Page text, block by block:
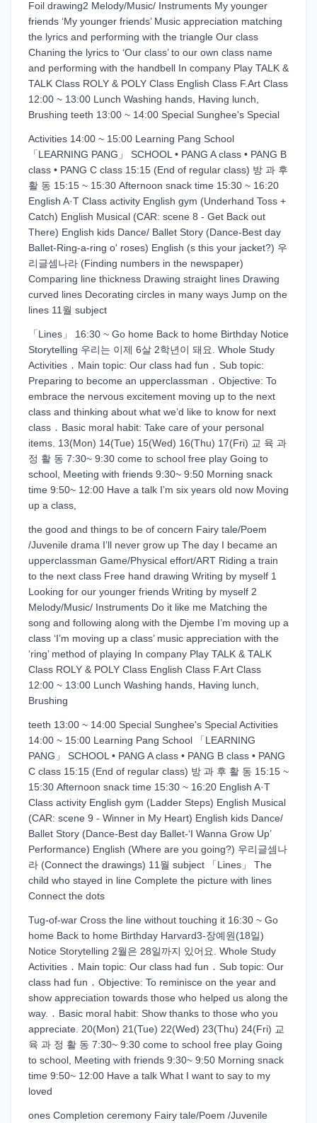
Foil drawing2 Melody/Music/ Instruments My younger
friends ‘My younger friends’ Music appreciation matching
the lyrics and performing with the triangle Our class
Chaning the lyrics to ‘Our class’ to our own class name
and performing with the handbell In company Play TALK &
TALK Class ROLY & POLY Class English Class F.Art Class
12:00 ~ 13:00 Lunch Washing hands, Having lunch,
Brushing teeth 13:00 ~ 14:00 Special Sunghee's Special
Activities 14:00 ~ 15:00 Learning Pang School
「LEARNING PANG」 SCHOOL • PANG A class • PANG B
class • PANG C class 15:15 (End of regular class) 방 과 후
활 동 15:15 ~ 15:30 Afternoon snack time 15:30 ~ 16:20
English A·T Class activity English gym (Underhand Toss +
Catch) English Musical (CAR: scene 8 - Get Back out
There) English kids Dance/ Ballet Story (Dance-Best day
Ballet-Ring-a-ring o' roses) English (s this your jacket?) 우
리글셈나라 (Finding numbers in the newspaper)
Comparing line thickness Drawing straight lines Drawing
curved lines Decorating circles in many ways Jump on the
lines 11월 subject
「Lines」 16:30 ~ Go home Back to home Birthday Notice
Storytelling 우리는 이제 6살 2학년이 돼요. Whole Study
Activities ․ Main topic: Our class had fun ․ Sub topic:
Preparing to become an upperclassman ․ Objective: To
embrace the nervous excitement moving up to the next
class and thinking about what we’d like to know for next
class ․ Basic moral habit: Take care of your personal
items. 13(Mon) 14(Tue) 15(Wed) 16(Thu) 17(Fri) 교 육 과
정 활 동 7:30~ 9:30 come to school free play Going to
school, Meeting with friends 9:30~ 9:50 Morning snack
time 9:50~ 12:00 Have a talk I’m six years old now Moving
up a class,
the good and things to be of concern Fairy tale/Poem
/Juvenile drama I’ll never grow up The day I became an
upperclassman Game/Physical effort/ART Riding a train
to the next class Free hand drawing Writing by myself 1
Looking for our younger friends Writing by myself 2
Melody/Music/ Instruments Do it like me Matching the
song and following along with the Djembe I’m moving up a
class ‘I’m moving up a class’ music appreciation with the
‘ring’ method of playing In company Play TALK & TALK
Class ROLY & POLY Class English Class F.Art Class
12:00 ~ 13:00 Lunch Washing hands, Having lunch,
Brushing
teeth 13:00 ~ 14:00 Special Sunghee's Special Activities
14:00 ~ 15:00 Learning Pang School 「LEARNING
PANG」 SCHOOL • PANG A class • PANG B class • PANG
C class 15:15 (End of regular class) 방 과 후 활 동 15:15 ~
15:30 Afternoon snack time 15:30 ~ 16:20 English A·T
Class activity English gym (Ladder Steps) English Musical
(CAR: scene 9 - Winner in My Heart) English kids Dance/
Ballet Story (Dance-Best day Ballet-‘I Wanna Grow Up’
Performance) English (Where are you going?) 우리글셈나
라 (Connect the drawings) 11월 subject 「Lines」 The
child who stayed in line Complete the picture with lines
Connect the dots
Tug-of-war Cross the line without touching it 16:30 ~ Go
home Back to home Birthday Harvard3-장예원(18일)
Notice Storytelling 2월은 28일까지 있어요. Whole Study
Activities ․ Main topic: Our class had fun ․ Sub topic: Our
class had fun ․ Objective: To reminisce on the year and
show appreciation towards those who helped us along the
way. ․ Basic moral habit: Show thanks to those who you
appreciate. 20(Mon) 21(Tue) 22(Wed) 23(Thu) 24(Fri) 교
육 과 정 활 동 7:30~ 9:30 come to school free play Going
to school, Meeting with friends 9:30~ 9:50 Morning snack
time 9:50~ 12:00 Have a talk What I want to say to my
loved
ones Completion ceremony Fairy tale/Poem /Juvenile